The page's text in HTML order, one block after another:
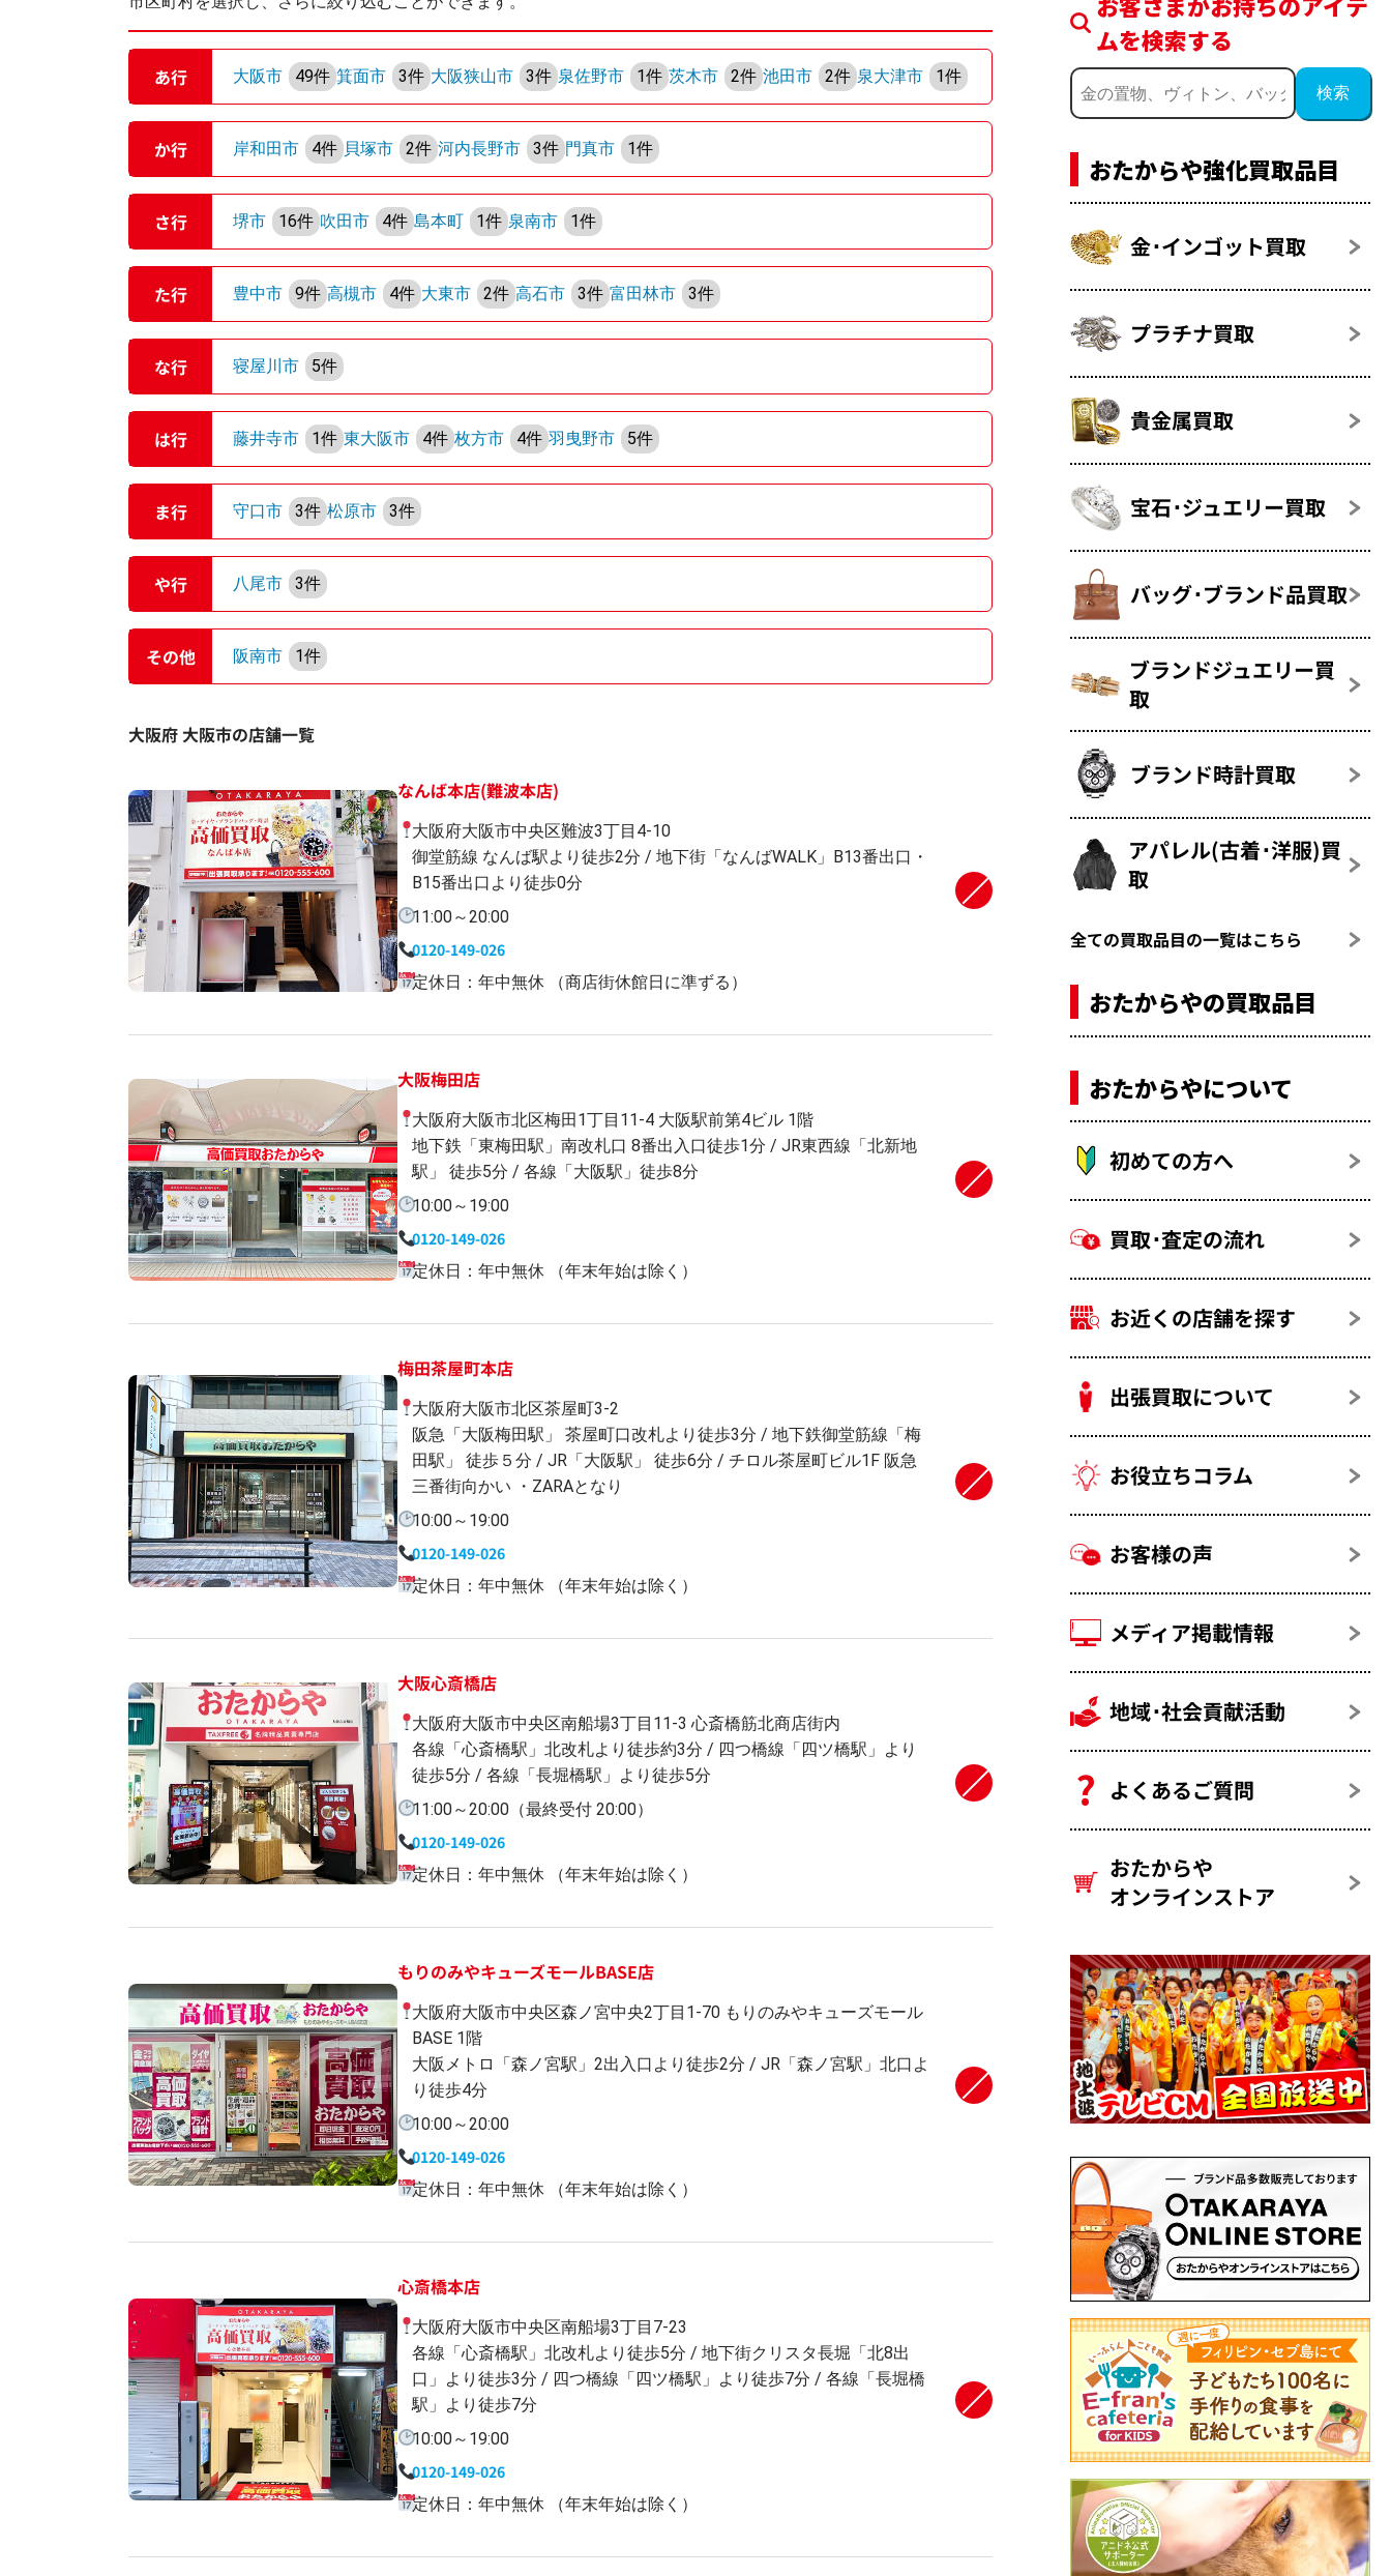
あ行 大阪市 49件 箕面市 3件 大阪狭山市 3件 泉佐野市 1件 茨木市 2件 池田市 2件 泉大津市 1件
か行 岸和田市 4件 貝塚市 2件 河内長野市 3件 門真市 1件
さ行 堺市 16件 吹田市 4件 島本町 1件 泉南市 1件
た行 豊中市 9件 高槻市 4件 大東市 2件 高石市 3件 富田林市 3件
な行 寝屋川市 5件
は行 藤井寺市 1件 東大阪市 4件 枚方市 4件 羽曳野市 5件
ま行 守口市 3件 松原市 3件
や行 八尾市 3件
その他 阪南市 1件
大阪府 大阪市の店舗一覧
なんば本店(難波本店)
大阪府大阪市中央区難波3丁目4-10
御堂筋線 なんば駅より徒歩2分 / 地下街「なんばWALK」B13番出口・
B15番出口より徒歩0分
11:00～20:00
0120-149-026
定休日：年中無休 （商店街休館日に準ずる）
大阪梅田店
大阪府大阪市北区梅田1丁目11-4 大阪駅前第4ビル 1階
地下鉄「東梅田駅」南改札口 8番出入口徒歩1分 / JR東西線「北新地
駅」 徒歩5分 / 各線「大阪駅」徒歩8分
10:00～19:00
0120-149-026
定休日：年中無休 （年末年始は除く）
梅田茶屋町本店
大阪府大阪市北区茶屋町3-2
阪急「大阪梅田駅」 茶屋町口改札より徒歩3分 / 地下鉄御堂筋線「梅
田駅」 徒歩５分 / JR「大阪駅」 徒歩6分 / チロル茶屋町ビル1F 阪急
三番街向かい ・ZARAとなり
10:00～19:00
0120-149-026
定休日：年中無休 （年末年始は除く）
大阪心斎橋店
大阪府大阪市中央区南船場3丁目11-3 心斎橋筋北商店街内
各線「心斎橋駅」北改札より徒歩約3分 / 四つ橋線「四ツ橋駅」より
徒歩5分 / 各線「長堀橋駅」より徒歩5分
11:00～20:00（最終受付 20:00）
0120-149-026
定休日：年中無休 （年末年始は除く）
もりのみやキューズモールBASE店
大阪府大阪市中央区森ノ宮中央2丁目1-70 もりのみやキューズモール
BASE 1階
大阪メトロ「森ノ宮駅」2出入口より徒歩2分 / JR「森ノ宮駅」北口よ
り徒歩4分
10:00～20:00
0120-149-026
定休日：年中無休 （年末年始は除く）
心斎橋本店
大阪府大阪市中央区南船場3丁目7-23
各線「心斎橋駅」北改札より徒歩5分 / 地下街クリスタ長堀「北8出
口」より徒歩3分 / 四つ橋線「四ツ橋駅」より徒歩7分 / 各線「長堀橋
駅」より徒歩7分
10:00～19:00
0120-149-026
定休日：年中無休 （年末年始は除く）
ムを検索する
おたからや強化買取品目
金･インゴット買取
プラチナ買取
貴金属買取
宝石･ジュエリー買取
バッグ･ブランド品買取
ブランドジュエリー買
取
ブランド時計買取
アパレル(古着･洋服)買
取
全ての買取品目の一覧はこちら
おたからやの買取品目
おたからやについて
初めての方へ
買取･査定の流れ
お近くの店舗を探す
出張買取について
お役立ちコラム
お客様の声
メディア掲載情報
地域･社会貢献活動
よくあるご質問
おたからや
オンラインストア